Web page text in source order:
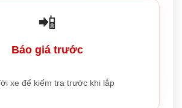
📲
Báo giá trước
xe để kiểm tra trước khi lắp